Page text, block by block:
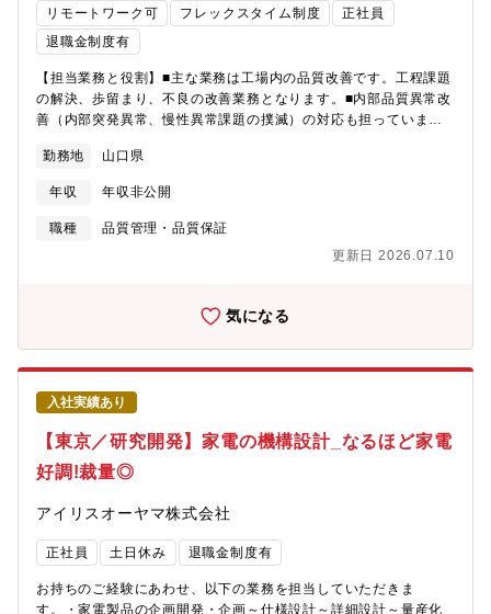
いるアルミ電解コンデンサの需要も大きくなっております。■当社
の導電性高分子ハイブリッドアルミ電解コンデンサは、品質面等
にてコンペチターより先行しており、世界で大きなシェアを獲得
しています。そういった背景の中、顧客からの品質に関する要求
はますます高まり、より高い品質基準を維持するために、品質保
証のリソースを充実させる必要があります。【この仕事を通じて
真)にある本部機能、海外工場(マレーシア)等のあらゆる関係先と
連携する為、幅広い人脈・コミュニケーション能力が得られま
No１であり、かつ、高品質の導電性高分子ハイブリッドアルミ電
解コンデンサを供給するということは、世界の自動車産業を支え
も馴染み易い雰囲気です。部署内は幅広い年齢・性別・国籍の方
が就業しており、常に会話・対話を通して業務遂行し、キャリア
入社の方も活躍していただいております。【キャリアパス】■まず
は品質保証課でお客さん目線で工場の品質を見てもらいます。品
質保証部には保証課、管理課、企画課の３部課があり、ローテー
ションを行いながら、また、海外工場のメンバーとかかわりあい
ながら一連の品質保証のスキルを身につけることができます。並
行して自分に合った業務、ポジションを視野に入れたキャリアパ
スの選択が可能です。
リモートワーク可 フレックスタイム制度
正社員
退職金制度有
【担当業務と役割】■主な業務は工場内の品質改善です。工程課題
の解決、歩留まり、不良の改善業務となります。■内部品質異常改
善（内部突発異常、慢性異常課題の撲滅）の対応も担っていま
して、原因調査、改善案の立案、改善検討、効果確認、導入・落
とし込みを実施していきます。【配属部門】デバイスソリューシ
ョン事業部 山口品質保証部【品質保証部のミッション】■自動車
業界では、電動化、更には自動運転化が進められており、自動車
需要も大きくなり、品質水準も高まっています。自動車に搭載さ
工場として、品質を安定向上させつつ増産目標を必達するという
難しい局面を乗り越えることが、私たち品質保証部のミッション
です。【品質管理課のミッション】■製品やサービスの品質を確保
し、工程課題の改善予防・対処が品質管理課のミッションです。
主な業務内容として、下記の内容があります。①工場内品質改
善、②品質基準作成、③異常ロット対応、④新製品開発における
審査【募集背景】■自動車業界にて、電動化、更には自動運転化が
進められており、自動車に搭載される電気回路に使用されている
アルミ電解コンデンサの需要も大きくなっております。当社の導
コンペチターより先行しており、世界で大きなシェアを獲得して
います。そういった背景の中、顧客からの品質に関する要求はま
すます高まり、より高い品質基準を維持するために、品質保証の
れること】■部門内だけではなく、工場内の各機能や大阪(門真)に
勤務地 山口県
年収 年収非公開
職種
品質管理・品質保証
更新日 2026.07.10
気になる
入社実績あり
【東京／研究開発】家電の機構設計_なるほど家電
好調!裁量◎
アイリスオーヤマ株式会社
正社員 土日休み 退職金制度有
お持ちのご経験にあわせ、以下の業務を担当していただきま
す。・家電製品の企画開発・企画～仕様設計～詳細設計～量産化